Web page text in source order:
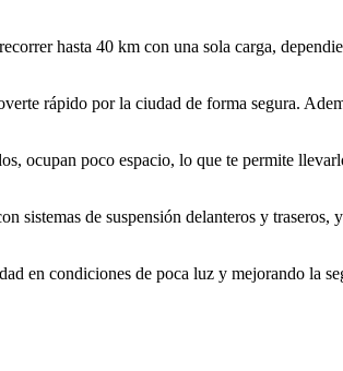
hasta 40 km con una sola carga,
rápido por la ciudad de forma segura.
ocupan poco espacio, lo que te permite
sistemas de suspensión delanteros y traseros,
en condiciones de poca luz y mejorando la